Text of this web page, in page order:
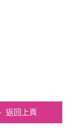
返回上頁